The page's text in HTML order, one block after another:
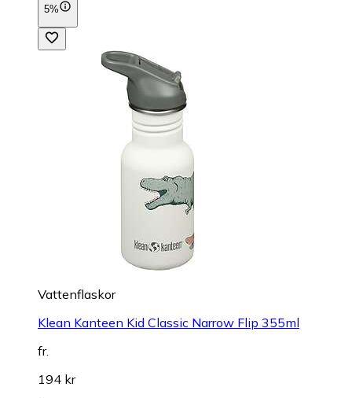
5%
Vattenflaskor
Klean Kanteen Kid Classic Narrow Flip 355ml
fr.
194 kr